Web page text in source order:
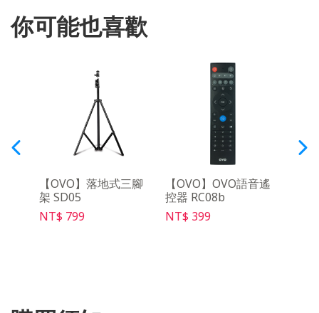
你可能也喜歡
【OVO】落地式三腳
架 SD05
NT$ 799
【OVO】OVO語音遙
控器 RC08b
NT$ 399